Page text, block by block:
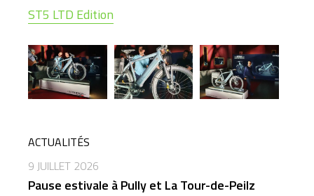
ST5 LTD Edition
ACTUALITÉS
9 JUILLET 2026
Pause estivale à Pully et La Tour-de-Peilz